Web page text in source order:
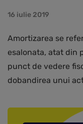
16 iulie 2019
Amortizarea se
esalonata, atat din
punct de vedere
dobandirea unui